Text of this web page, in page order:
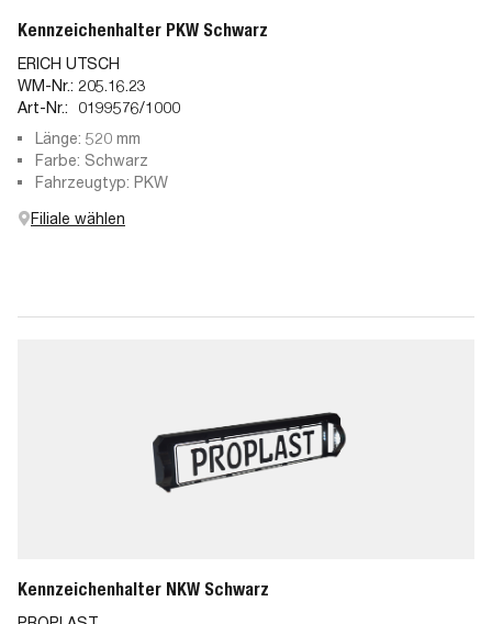
Kennzeichenhalter PKW Schwarz
ERICH UTSCH
WM-Nr.: 205.16.23
Art-Nr.:
0199576/1000
Länge: 520 mm
Farbe: Schwarz
Fahrzeugtyp: PKW
Filiale wählen
Kennzeichenhalter NKW Schwarz